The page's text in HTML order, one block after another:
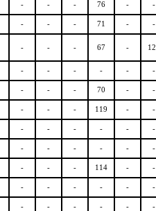
- - - 76 - -
- - - 71 - -
- - - 67 -
- - - - - -
- - - 70 - -
- - - 119 - -
- - - - - -
- - - - - -
- - - 114 - -
- - - - - -
- - - - - -